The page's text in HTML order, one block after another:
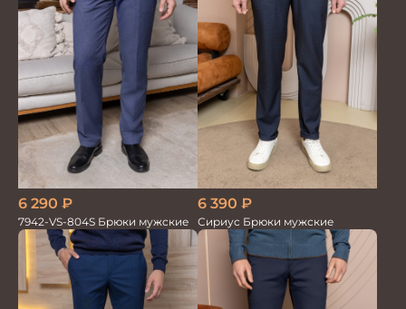
6 290 ₽
7942-VS-804S Брюки мужские
6 390 ₽
Сириус Брюки мужские